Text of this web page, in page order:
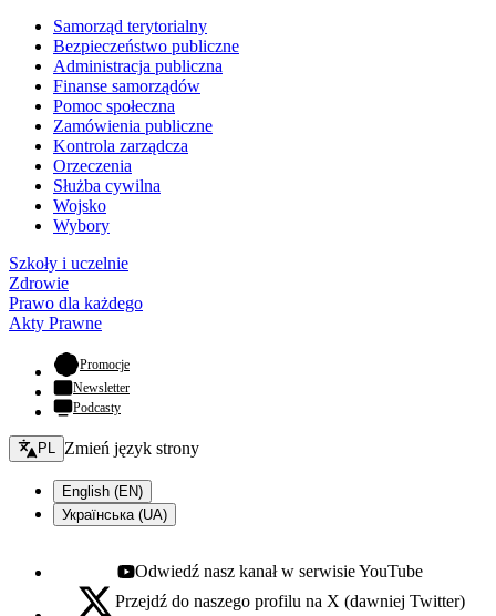
Samorząd terytorialny
Bezpieczeństwo publiczne
Administracja publiczna
Finanse samorządów
Pomoc społeczna
Zamówienia publiczne
Kontrola zarządcza
Orzeczenia
Służba cywilna
Wojsko
Wybory
Szkoły i uczelnie
Zdrowie
Prawo dla każdego
Akty Prawne
Promocje- otwiera się w nowej karcie
Newsletter
Podcasty
Zmień język - bieżący:
PL Zmień język strony
English (EN)
Українська (UA)
Youtube - otwiera się w nowej karcie
Odwiedź nasz kanał w serwisie YouTube
X - otwiera się w nowej karcie
Przejdź do naszego profilu na X (dawniej Twitter)